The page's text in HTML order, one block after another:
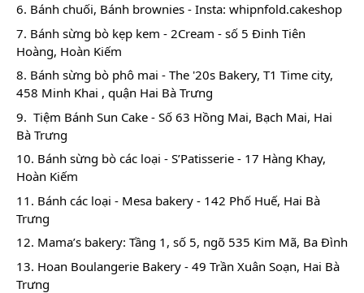
6. Bánh chuối, Bánh brownies - Insta: whipnfold.cakeshop
7. Bánh sừng bò kẹp kem - 2Cream - số 5 Đinh Tiên
Hoàng, Hoàn Kiếm
8. Bánh sừng bò phô mai - The '20s Bakery, T1 Time city,
458 Minh Khai , quận Hai Bà Trưng
9.  Tiệm Bánh Sun Cake - Số 63 Hồng Mai, Bạch Mai, Hai
Bà Trưng
10. Bánh sừng bò các loại - S’Patisserie - 17 Hàng Khay,
Hoàn Kiếm
11. Bánh các loại - Mesa bakery - 142 Phố Huế, Hai Bà
Trưng
13. Hoan Boulangerie Bakery - 49 Trần Xuân Soạn, Hai Bà
Trưng